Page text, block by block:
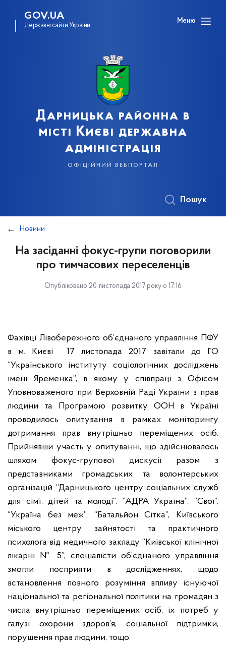
GOV.UA
Державні сайти України
Меню
Дарницька районна в
місті Києві державна
адміністрація
офіційний вебпортал
Пошук
Новини
На засіданні фокус-групи поговорили
про тимчасових переселенців
Опубліковано 20 листопада 2017 року о 17:16
Фахівці Лівобережного об’єднаного управління ПФУ
в м. Києві 17 листопада 2017 завітали до ГО
“Українського інституту соціологічних досліджень
імені Яременка”, в якому у співпраці з Офісом
Уповноваженого при Верховній Раді України з прав
людини та Програмою розвитку ООН в Україні
проводилось опитування в рамках моніторингу
дотримання прав внутрішньо переміщених осіб.
Прийнявши участь у опитуванні, що здійснювалось
шляхом фокус-групової дискусії разом з
представниками громадських та волонтерських
організацій “Дарницького центру соціальних служб
для сім’ї, дітей та молоді”, “АДРА Україна”, “Свої”,
“Україна без меж”, “Батальйон Сітка”, Київського
міського центру зайнятості та практичного
психолога від медичного закладу “Київської клінічної
лікарні № 5”, спеціалісти об’єднаного управління
змогли посприяти в дослідженнях, щодо
встановлення повного розуміння впливу існуючої
національної та регіональної політики на громадян з
числа внутрішньо переміщених осіб, їх потреб у
галузі охорони здоров’я, соціальної підтримки,
порушення прав людини, тощо.